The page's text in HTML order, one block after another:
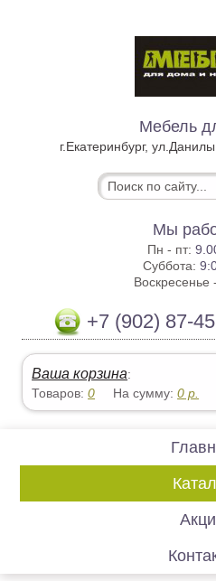
Мебель
г.Екатеринбург,
Мы
Пн - пт:
Суббота:
Воскресенье -
+7 (902) 87-
Ваша корзина:
Товаров:0 На сумму:0 р.